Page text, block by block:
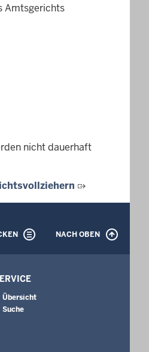
Amtsgerichts
nicht dauerhaft
NACH OBEN
Übersicht
Suche